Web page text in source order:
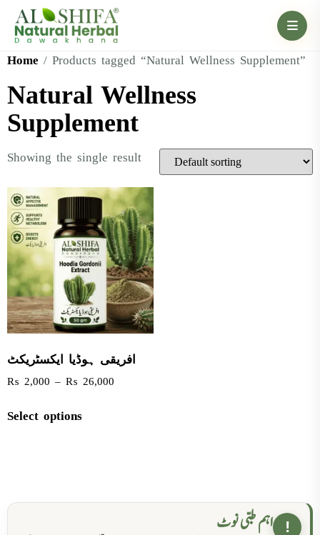
Home / Products tagged “Natural Wellness Supplement”
Natural Wellness
Supplement
Showing the single result
افریقی ہوڈیا ایکسٹریکٹ
₨ 2,000 – ₨ 26,000
Select options
! اہم طبی نوٹ